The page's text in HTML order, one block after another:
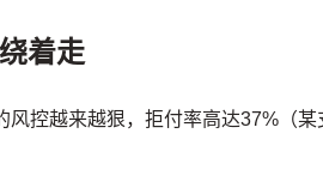
着走
风控越来越狠，拒付率高达37%（某